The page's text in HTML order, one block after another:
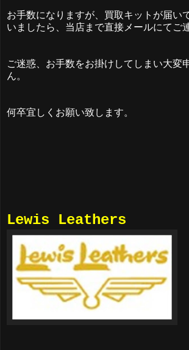
お手数になりますが、買取キットが届い
いましたら、当店まで直接メールにてご
ご迷惑、お手数をお掛けしてしまい大変
ん。
何卒宜しくお願い致します。
Lewis Leathers